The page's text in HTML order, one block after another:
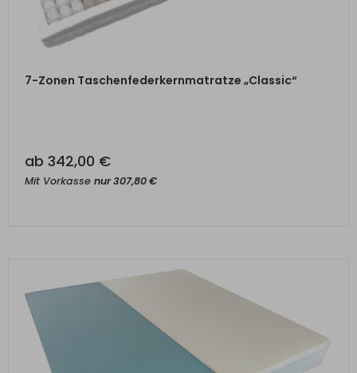
7-Zonen Taschenfederkernmatratze „Classic“
ab 342,00 €
Mit Vorkasse nur307,80€